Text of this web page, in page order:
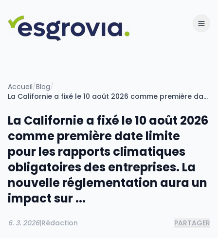
Accueil/Blog/
La Californie a fixé le 10 août 2026 comme première date limite pour les rapports climatiques obligatoires des entreprises. La nouvelle réglementation aura un impact sur ...
La Californie a fixé le 10 août 2026
comme première date limite
pour les rapports climatiques
obligatoires des entreprises. La
nouvelle réglementation aura un
impact sur ...
6. 3. 2026|Rédaction PARTAGER